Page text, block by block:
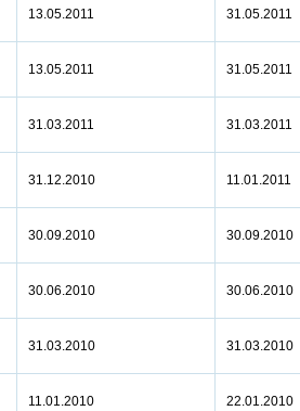
13.05.2011 31.05.2011
13.05.2011 31.05.2011
31.03.2011 31.03.2011
31.12.2010 11.01.2011
30.09.2010 30.09.2010
30.06.2010 30.06.2010
31.03.2010 31.03.2010
11.01.2010 22.01.2010